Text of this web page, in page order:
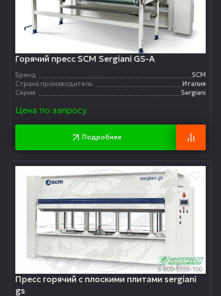
Горячий пресс SCM Sergiani GS-A
Бренд
SCM
Страна производитель
Италия
Серия
Sergiani
Цена по запросу
Подробнее
Пресс горячий с плоскими плитами sergiani
gs